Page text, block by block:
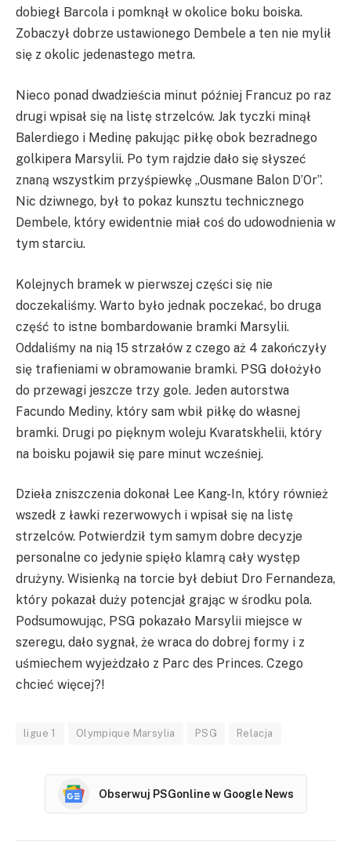
dobiegł Barcola i pomknął w okolice boku boiska.
Zobaczył dobrze ustawionego Dembele a ten nie mylił
się z okolic jedenastego metra.
Nieco ponad dwadzieścia minut później Francuz po raz
drugi wpisał się na listę strzelców. Jak tyczki minął
Balerdiego i Medinę pakując piłkę obok bezradnego
golkipera Marsylii. Po tym rajdzie dało się słyszeć
znaną wszystkim przyśpiewkę „Ousmane Balon D’Or”.
Nic dziwnego, był to pokaz kunsztu technicznego
Dembele, który ewidentnie miał coś do udowodnienia w
tym starciu.
Kolejnych bramek w pierwszej części się nie
doczekaliśmy. Warto było jednak poczekać, bo druga
część to istne bombardowanie bramki Marsylii.
Oddaliśmy na nią 15 strzałów z czego aż 4 zakończyły
się trafieniami w obramowanie bramki. PSG dołożyło
do przewagi jeszcze trzy gole. Jeden autorstwa
Facundo Mediny, który sam wbił piłkę do własnej
bramki. Drugi po pięknym woleju Kvaratskhelii, który
na boisku pojawił się pare minut wcześniej.
Dzieła zniszczenia dokonał Lee Kang-In, który również
wszedł z ławki rezerwowych i wpisał się na listę
strzelców. Potwierdził tym samym dobre decyzje
personalne co jedynie spięło klamrą cały występ
drużyny. Wisienką na torcie był debiut Dro Fernandeza,
który pokazał duży potencjał grając w środku pola.
Podsumowując, PSG pokazało Marsylii miejsce w
szeregu, dało sygnał, że wraca do dobrej formy i z
uśmiechem wyjeżdzało z Parc des Princes. Czego
chcieć więcej?!
ligue 1 Olympique Marsylia PSG Relacja
Obserwuj PSGonline w Google News